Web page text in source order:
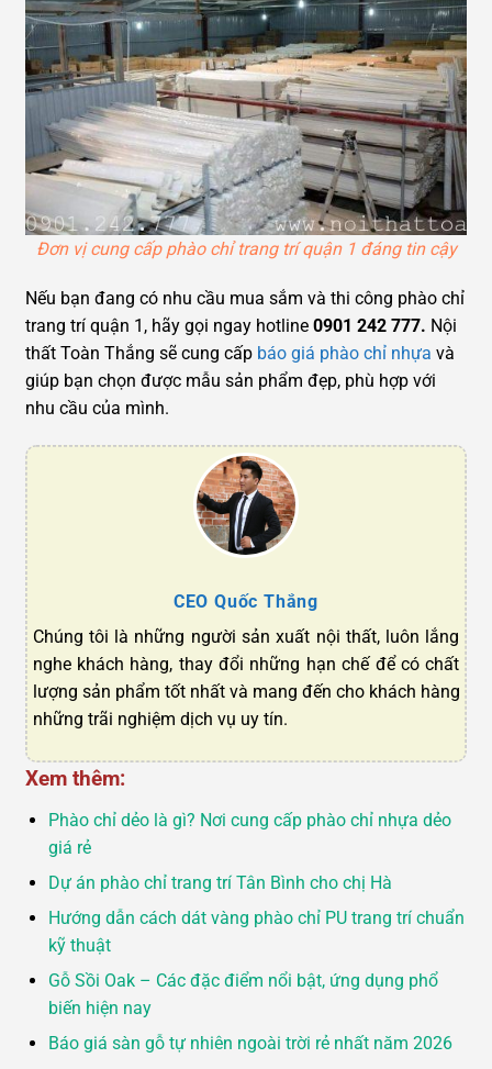
Đơn vị cung cấp phào chỉ trang trí quận 1 đáng tin cậy
Nếu bạn đang có nhu cầu mua sắm và thi công phào chỉ
trang trí quận 1, hãy gọi ngay hotline 0901 242 777. Nội
thất Toàn Thắng sẽ cung cấp báo giá phào chỉ nhựa và
giúp bạn chọn được mẫu sản phẩm đẹp, phù hợp với
nhu cầu của mình.
CEO Quốc Thắng
Chúng tôi là những người sản xuất nội thất, luôn lắng
nghe khách hàng, thay đổi những hạn chế để có chất
lượng sản phẩm tốt nhất và mang đến cho khách hàng
những trãi nghiệm dịch vụ uy tín.
Xem thêm:
Phào chỉ dẻo là gì? Nơi cung cấp phào chỉ nhựa dẻo
giá rẻ
Dự án phào chỉ trang trí Tân Bình cho chị Hà
Hướng dẫn cách dát vàng phào chỉ PU trang trí chuẩn
kỹ thuật
Gỗ Sồi Oak – Các đặc điểm nổi bật, ứng dụng phổ
biến hiện nay
Báo giá sàn gỗ tự nhiên ngoài trời rẻ nhất năm 2026